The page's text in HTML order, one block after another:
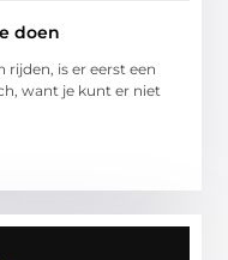
doen
is er eerst een
want je kunt er niet